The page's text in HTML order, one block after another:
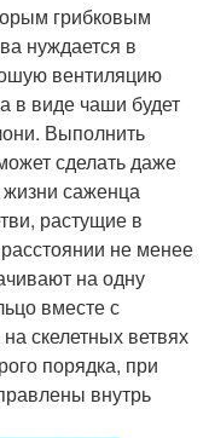
грибковым
нуждается в
вентиляцию
в виде чаши будет
Выполнить
сделать даже
саженца
растущие в
не менее
на одну
вместе с
скелетных ветвях
порядка, при
внутрь